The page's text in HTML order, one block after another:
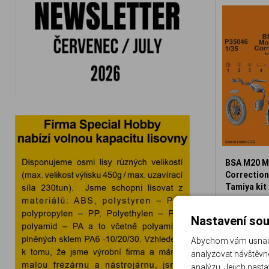
BSA M20
Tamiya kit
Nastavení
Abychom vám
analyzovat